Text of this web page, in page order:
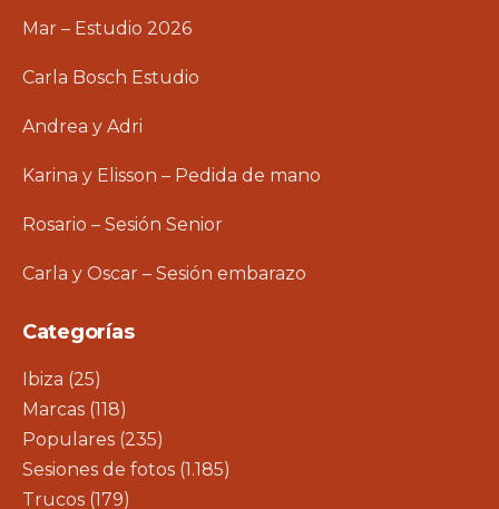
Mar – Estudio 2026
Carla Bosch Estudio
Andrea y Adri
Karina y Elisson – Pedida de mano
Rosario – Sesión Senior
Carla y Oscar – Sesión embarazo
Categorías
Ibiza (25)
Marcas (118)
Populares (235)
Sesiones de fotos (1.185)
Trucos (179)